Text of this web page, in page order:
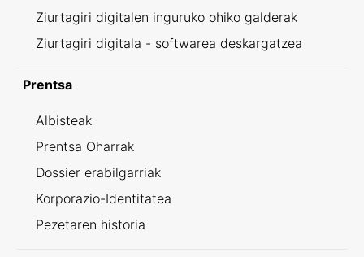
Ziurtagiri digitalen inguruko ohiko galderak
Ziurtagiri digitala - softwarea deskargatzea
Prentsa
Albisteak
Prentsa Oharrak
Dossier erabilgarriak
Korporazio-Identitatea
Pezetaren historia